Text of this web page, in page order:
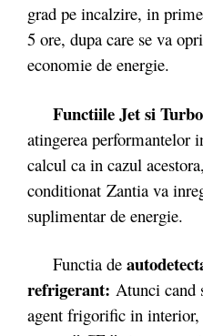
grad pe incalzire, in
5 ore, dupa care se va
economie de energie.
Functiile Jet si Turbo
atingerea performantelor
calcul ca in cazul
conditionat Zantia va
suplimentar de energie.
Functia de
refrigerant: Atunci cand
agent frigorific in interior,